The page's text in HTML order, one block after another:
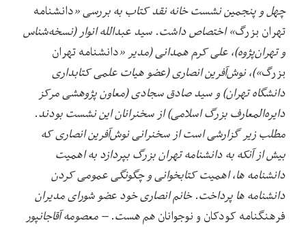
چهل و پنجمین نشست خانه نقد کتاب به بررسی «دانشنامه
تهران بزرگ» اختصاص داشت. سید عبدالله انوار (نسخه‌شناس
و تهران‌پژوه)، علی‌ کرم همدانی (مدیر «دانشنامه تهران
بزرگ»)، نوش‌آفرین انصاری (عضو هیات علمی کتابداری
دانشگاه تهران) و سید صادق سجادی (معاون پژوهشی مرکز
دایره‌المعارف بزرگ اسلامی) از سخنرانان این نشست بودند.
مطلب زیر گزارشی است از سخنرانی نوش‌آفرین انصاری که
بیش از آنکه به دانشنامه تهران بزرگ بپردازد به اهمیت
دانشنامه ها، اهمیت کتابخوانی و چگونگی عمومی کردن
دانشنامه ها پرداخت. خانم انصاری خود عضو شورای مدیران
فرهنگنامه کودکان و نوجوانانهم هست. – معصومه آقاجانپور